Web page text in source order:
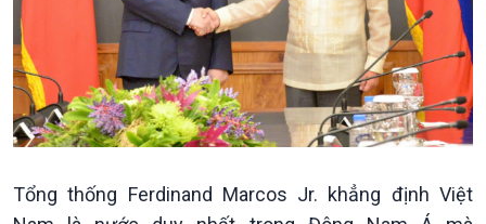
Quốc hội với cử tri
Xây dựng đảng
Đảng trong cuộc sống
Nhận diện sự thật
Pháp luật và đời sống
Hồ sơ sự kiện quốc tế
Thế giới & Việt Nam
Biên cương - Một dải vững
bền
Tổng thống Ferdinand Marcos Jr. khẳng định Việt